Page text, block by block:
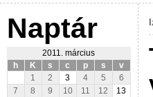
Naptár
2011. március
h
K s c p s
v
1
2 3 4 5
6
7
8 9 10 11 12
13